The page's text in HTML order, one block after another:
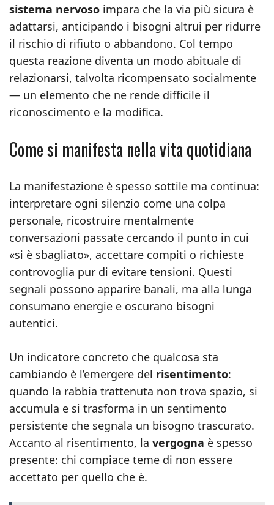
sistema nervoso impara che la via più sicura è
adattarsi, anticipando i bisogni altrui per ridurre
il rischio di rifiuto o abbandono. Col tempo
questa reazione diventa un modo abituale di
relazionarsi, talvolta ricompensato socialmente
— un elemento che ne rende difficile il
riconoscimento e la modifica.
Come si manifesta nella vita quotidiana
La manifestazione è spesso sottile ma continua:
interpretare ogni silenzio come una colpa
personale, ricostruire mentalmente
conversazioni passate cercando il punto in cui
«si è sbagliato», accettare compiti o richieste
controvoglia pur di evitare tensioni. Questi
segnali possono apparire banali, ma alla lunga
consumano energie e oscurano bisogni
autentici.
Un indicatore concreto che qualcosa sta
cambiando è l’emergere del risentimento:
quando la rabbia trattenuta non trova spazio, si
accumula e si trasforma in un sentimento
persistente che segnala un bisogno trascurato.
Accanto al risentimento, la vergogna è spesso
presente: chi compiace teme di non essere
accettato per quello che è.